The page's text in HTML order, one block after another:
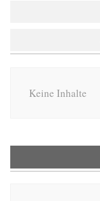
Keine Inhalte